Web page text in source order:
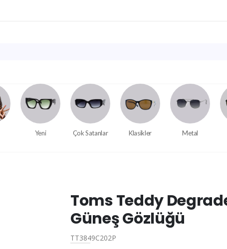
Yeni Çok Satanlar Klasikler Metal
Toms Teddy
Güneş Gözlüğü
TT3849C202P